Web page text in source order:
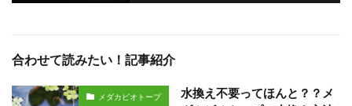
合わせて読みたい！記事紹介
メダカビオトープ
水換え不要ってほんと？？メ